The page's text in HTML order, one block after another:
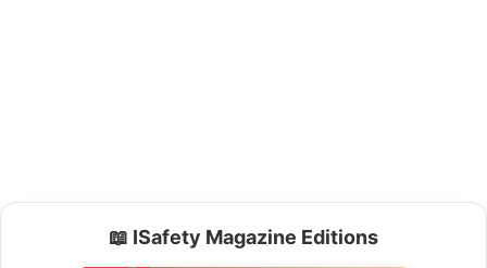
📖 ISafety Magazine Editions